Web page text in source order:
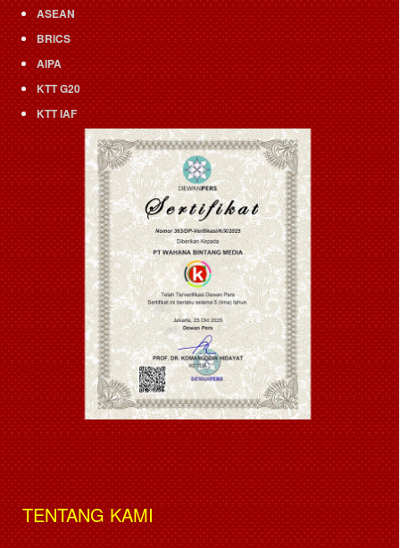
ASEAN
BRICS
AIPA
KTT G20
KTT IAF
TENTANG KAMI